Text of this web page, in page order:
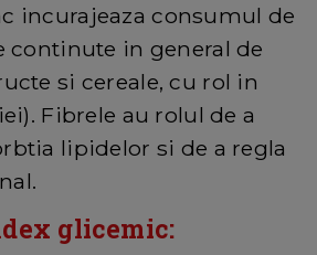
incurajeaza consumul de
continute in general de
si cereale, cu rol in
Fibrele au rolul de a
lipidelor si de a regla
glicemic: